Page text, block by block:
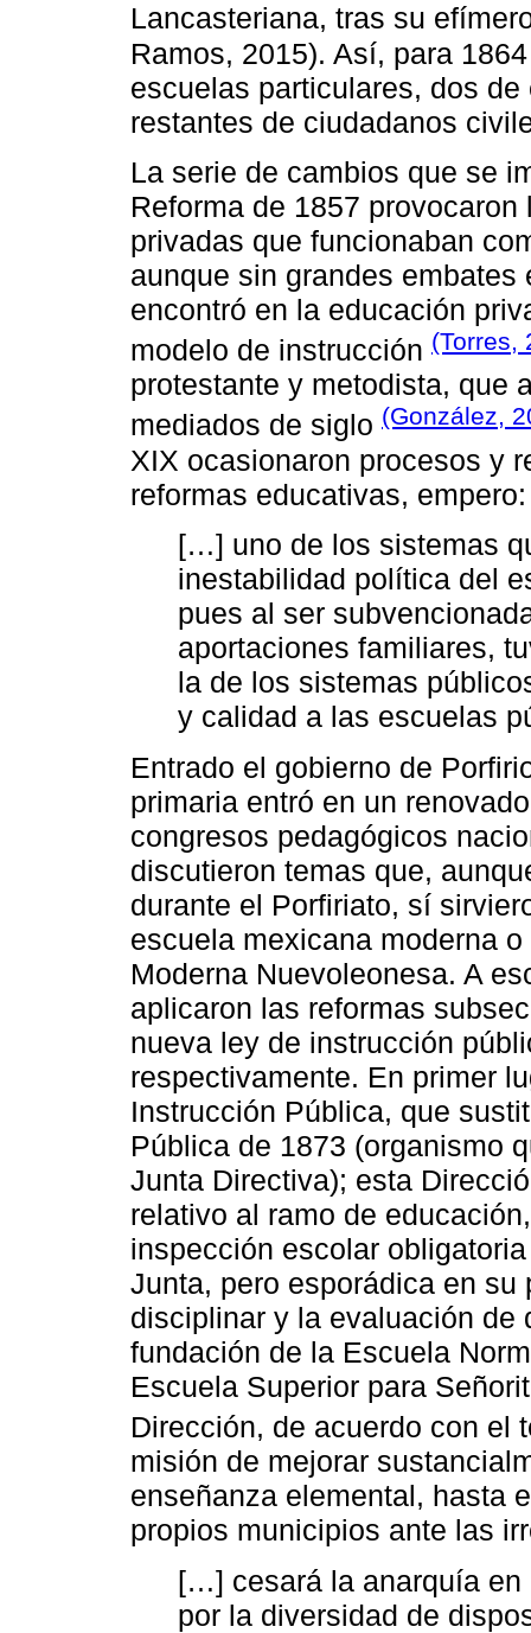
Lancasteriana, tras su
Ramos, 2015). Así, para
escuelas particulares, dos
restantes de ciudadanos
La serie de cambios que se
Reforma de 1857
privadas que funcionaban
aunque sin grandes
encontró en la educación
modelo de instrucción (Torres,
protestante y metodista, que
mediados de siglo (González,
XIX ocasionaron procesos y
reformas educativas, empero:
[…] uno de los sistemas
inestabilidad política del
pues al ser
aportaciones familiares,
la de los sistemas
y calidad a las escuelas
Entrado el gobierno de
primaria entró en un
congresos pedagógicos
discutieron temas que,
durante el Porfiriato, sí
escuela mexicana moderna
Moderna Nuevoleonesa. A
aplicaron las reformas
nueva ley de instrucción
respectivamente. En primer
Instrucción Pública, que
Pública de 1873 (organismo
Junta Directiva); esta
relativo al ramo de
inspección escolar
Junta, pero esporádica en
disciplinar y la evaluación de
fundación de la Escuela
Escuela Superior para
Dirección, de acuerdo con el
misión de mejorar
enseñanza elemental, hasta
propios municipios ante las
[…] cesará la anarquía en
por la diversidad de